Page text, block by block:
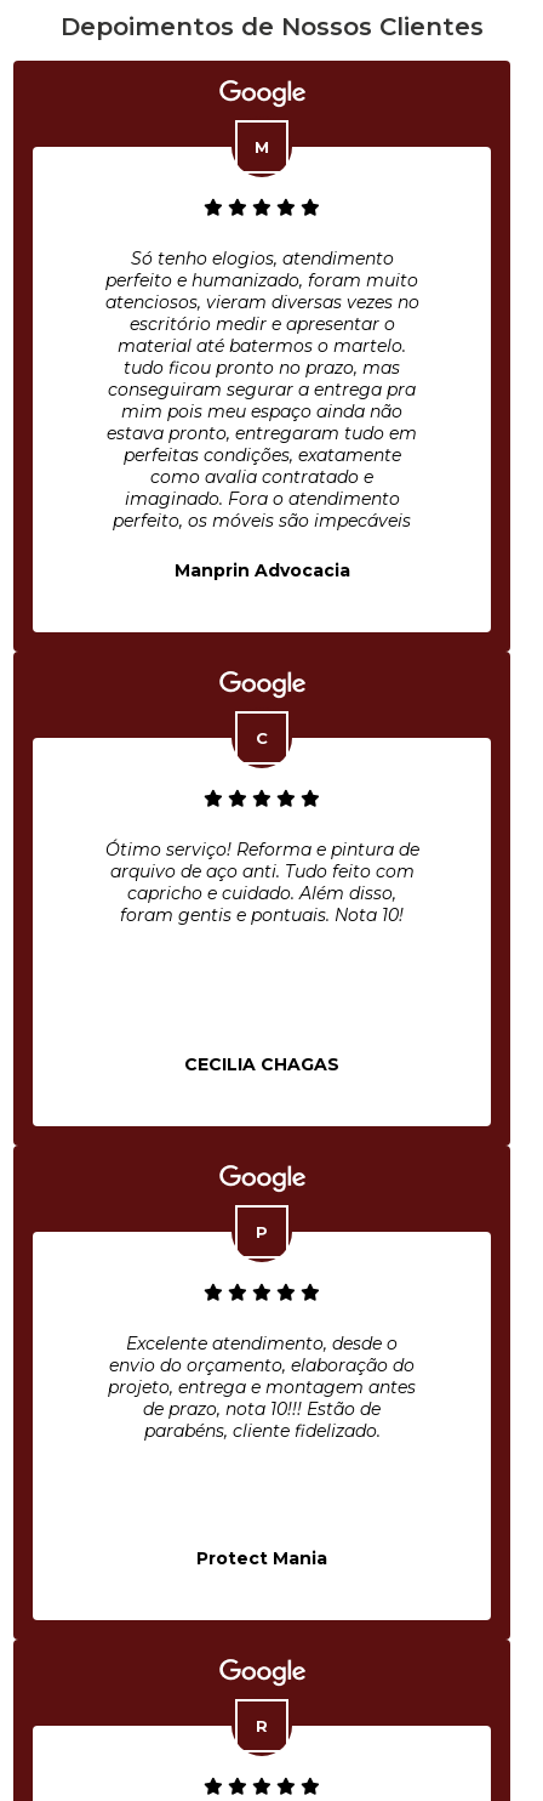
Depoimentos de Nossos Clientes
Só tenho elogios, atendimento
perfeito e humanizado, foram muito
atenciosos, vieram diversas vezes no
escritório medir e apresentar o
material até batermos o martelo.
tudo ficou pronto no prazo, mas
conseguiram segurar a entrega pra
mim pois meu espaço ainda não
estava pronto, entregaram tudo em
perfeitas condições, exatamente
como avalia contratado e
imaginado. Fora o atendimento
perfeito, os móveis são impecáveis
Manprin Advocacia
Ótimo serviço! Reforma e pintura de
arquivo de aço anti. Tudo feito com
capricho e cuidado. Além disso,
foram gentis e pontuais. Nota 10!
CECILIA CHAGAS
Excelente atendimento, desde o
envio do orçamento, elaboração do
projeto, entrega e montagem antes
de prazo, nota 10!!! Estão de
parabéns, cliente fidelizado.
Protect Mania